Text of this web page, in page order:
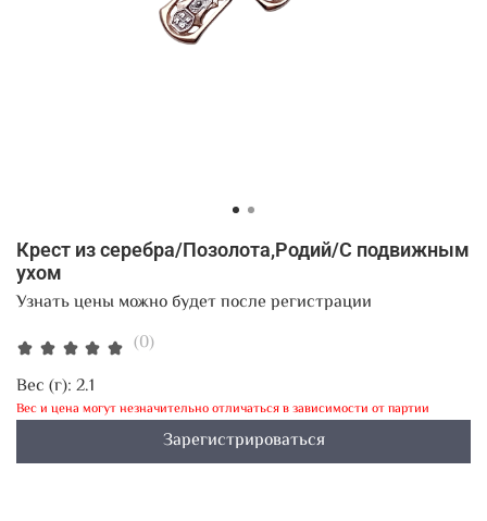
(0)
Крест из серебра/Позолота,Родий/С подвижным
ухом
Узнать цены можно будет после регистрации
Вес (г): 2.1
Вес и цена могут незначительно отличаться в зависимости от партии
Зарегистрироваться